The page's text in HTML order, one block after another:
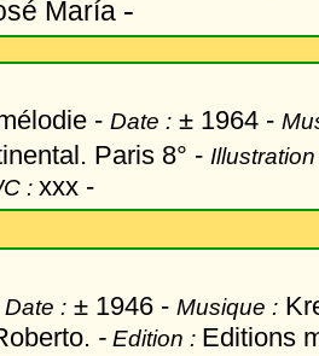
María -
- Date : ± 1964 -
Paris 8° -
: xxx -
Date : ± 1946 - Musique :
- Edition : Editions